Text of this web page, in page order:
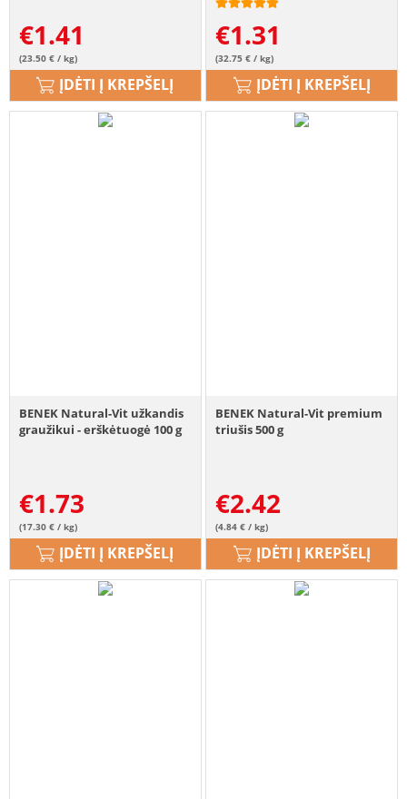
€1.41
(23.50 € / kg)
ĮDĖTI Į KREPŠELĮ
€1.31
(32.75 € / kg)
ĮDĖTI Į KREPŠELĮ
BENEK Natural-Vit užkandis
graužikui - erškėtuogė 100 g
€1.73
(17.30 € / kg)
ĮDĖTI Į KREPŠELĮ
BENEK Natural-Vit premium
triušis 500 g
€2.42
(4.84 € / kg)
ĮDĖTI Į KREPŠELĮ